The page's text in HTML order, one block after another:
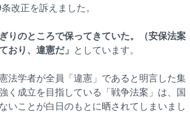
改正を訴えました。
りのところで保ってきていた。（安保法案
おり、違憲だ」 としています。
法学者が全員「違憲」であると明言した集
く成立を目指している「戦争法案」は、国
いことが白日のもとに晒されてしまいまし